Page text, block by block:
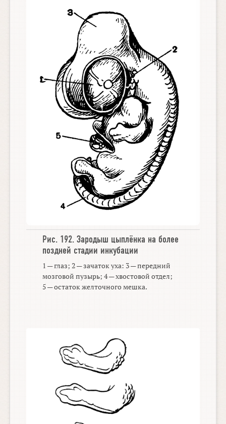
Рис. 192.Зародыш цыплёнка на более
поздней стадии инкубации
1 — глаз; 2 — зачаток уха: 3 — передний
мозговой пузырь; 4 — хвостовой отдел;
5 — остаток желточного мешка.